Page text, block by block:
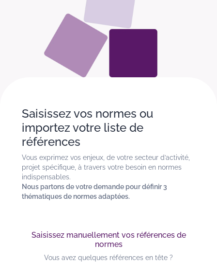
Saisissez vos normes ou
importez votre liste de
références
Vous exprimez vos enjeux, de votre secteur d’activité,
projet spécifique, à travers votre besoin en normes
indispensables.
Nous partons de votre demande pour définir 3
thématiques de normes adaptées.
Saisissez manuellement vos références de
normes
Vous avez quelques références en tête ?